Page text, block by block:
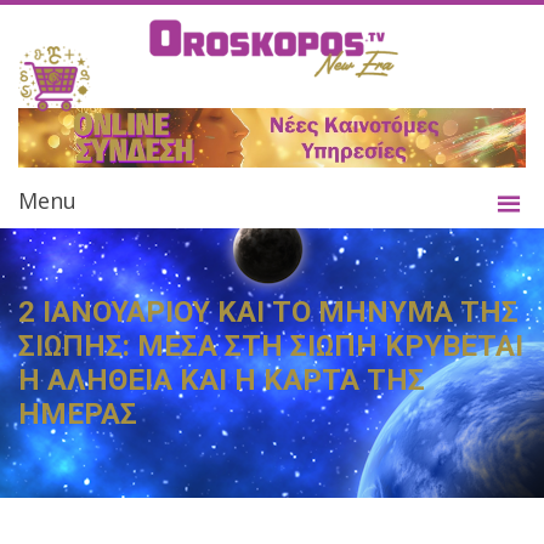
Menu
2 ΙΑΝΟΥΑΡΙΟΥ ΚΑΙ ΤΟ ΜΗΝΥΜΑ ΤΗΣ
ΣΙΩΠΗΣ: ΜΕΣΑ ΣΤΗ ΣΙΩΠΗ ΚΡΥΒΕΤΑΙ
Η ΑΛΗΘΕΙΑ ΚΑΙ Η ΚΑΡΤΑ ΤΗΣ
ΗΜΕΡΑΣ